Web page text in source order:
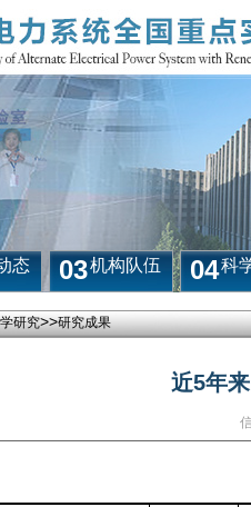
态 03机构队伍 04科
研究>>研究成果
近5年